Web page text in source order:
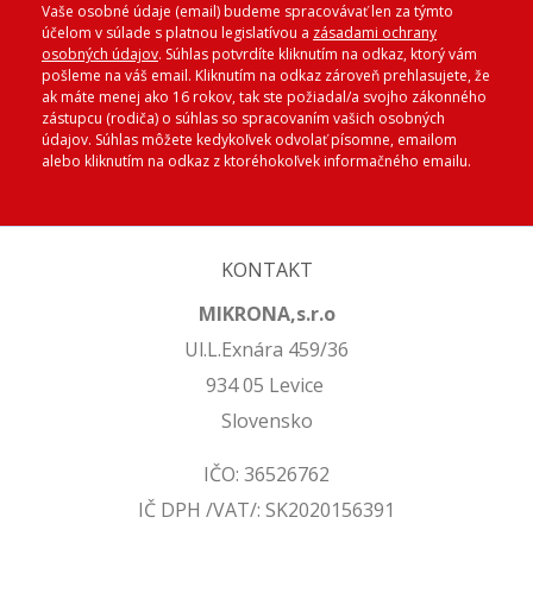
Vaše osobné údaje (email) budeme spracovávať len za týmto
účelom v súlade s platnou legislatívou a zásadami ochrany
osobných údajov. Súhlas potvrdíte kliknutím na odkaz, ktorý vám
pošleme na váš email. Kliknutím na odkaz zároveň prehlasujete, že
ak máte menej ako 16 rokov, tak ste požiadal/a svojho zákonného
zástupcu (rodiča) o súhlas so spracovaním vašich osobných
údajov. Súhlas môžete kedykoľvek odvolať písomne, emailom
alebo kliknutím na odkaz z ktoréhokoľvek informačného emailu.
KONTAKT
MIKRONA,s.r.o
Ul.L.Exnára 459/36
934 05 Levice
Slovensko
IČO: 36526762
IČ DPH /VAT/: SK2020156391